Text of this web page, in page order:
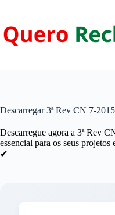
conteúdo
Descarregar 3ª Rev CN 7-
Descarregue agora a 3ª Rev
essencial para os seus
✔